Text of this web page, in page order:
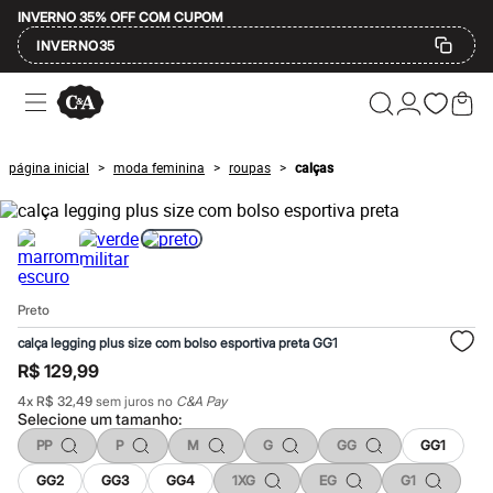
INVERNO 35% OFF COM CUPOM
INVERNO35
Ofertas
Compre por Departamento
Masculino
Infantil
Calçados
Mindse7
Plus Size
Até 20% off
Até 40% off
Até 60% off
A partir de 60% off
Feminino
Em alta
Inverno
Alfaiataria
Novidades
Roupas
Blusas e Camisetas
Básicos
página inicial > moda feminina > roupas > calças
Preto
calça legging plus size com bolso esportiva preta GG1
R$ 129,99
4x R$ 32,49 sem juros no C&A Pay
Selecione umtamanho:
PP P M G GG GG1
GG2 GG3 GG4 1XG EG G1